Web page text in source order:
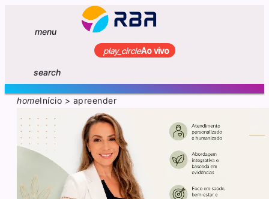
menu
play_circleAo vivo
search
homeInício > apreender